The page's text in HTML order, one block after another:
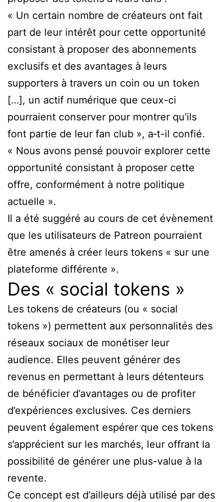
« Un certain nombre de créateurs ont fait
part de leur intérêt pour cette opportunité
consistant à proposer des abonnements
exclusifs et des avantages à leurs
supporters à travers un coin ou un token
[…], un actif numérique que ceux-ci
pourraient conserver pour montrer qu’ils
font partie de leur fan club », a‑t-il confié.
« Nous avons pensé pouvoir explorer cette
opportunité consistant à proposer cette
offre, conformément à notre politique
actuelle ».
Il a été suggéré au cours de cet évènement
que les utilisateurs de Patreon pourraient
être amenés à créer leurs tokens « sur une
plateforme différente ».
Des « social tokens »
Les tokens de créateurs (ou « social
tokens ») permettent aux personnalités des
réseaux sociaux de monétiser leur
audience. Elles peuvent générer des
revenus en permettant à leurs détenteurs
de bénéficier d’avantages ou de profiter
d’expériences exclusives. Ces derniers
peuvent également espérer que ces tokens
s’apprécient sur les marchés, leur offrant la
possibilité de générer une plus-value à la
revente.
Ce concept est d’ailleurs déjà utilisé par des